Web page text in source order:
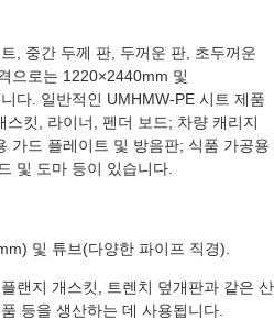
, 중간 두께 판, 두꺼운 판, 초두꺼운
으로는 1220×2440mm 및
다. 일반적인 UMHMW-PE 시트 제품
스킷, 라이너, 펜더 보드; 차량 캐리지
가드 플레이트 및 방음판; 식품 가공용
및 도마 등이 있습니다.
및 튜브(다양한 파이프 직경).
랜지 개스킷, 트렌치 덮개판과 같은 산
등을 생산하는 데 사용됩니다.